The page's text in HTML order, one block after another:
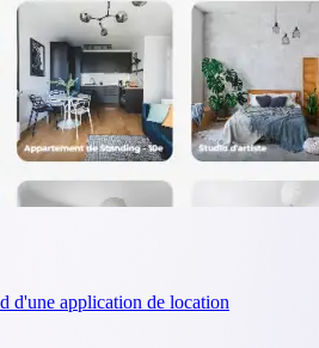
d'une application de location